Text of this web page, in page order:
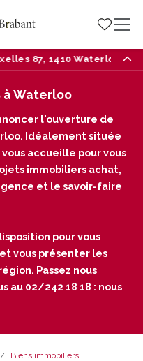
— Tél : 02/242 18 18
à Waterloo
l'ouverture de
Idéalement située
accueille pour vous
immobiliers achat,
et le savoir-faire
pour vous
vous présenter les
Passez nous
au 02/242 18 18 : nous
Biens immobiliers